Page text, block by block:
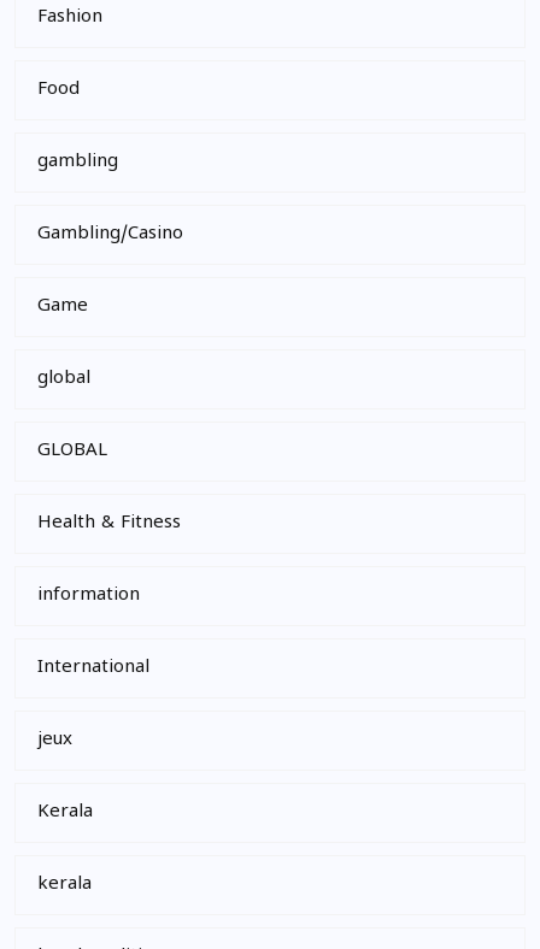
Fashion
Food
gambling
Gambling/Casino
Game
global
GLOBAL
Health & Fitness
information
International
jeux
Kerala
kerala